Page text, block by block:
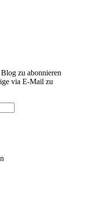
zu abonnieren
via E-Mail zu